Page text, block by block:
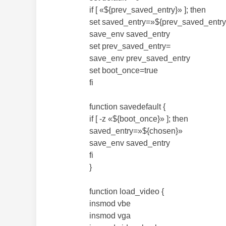
if [ «${prev_saved_entry}» ]; then
set
save_env saved_entry
set prev_saved_entry=
save_env prev_saved_entry
set boot_once=true
fi
function savedefault {
if [ -z «${boot_once}» ]; then
saved_entry=»${chosen}»
save_env saved_entry
fi
}
function load_video {
insmod vbe
insmod vga